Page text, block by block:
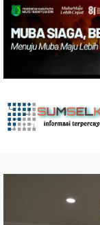
Skip
the